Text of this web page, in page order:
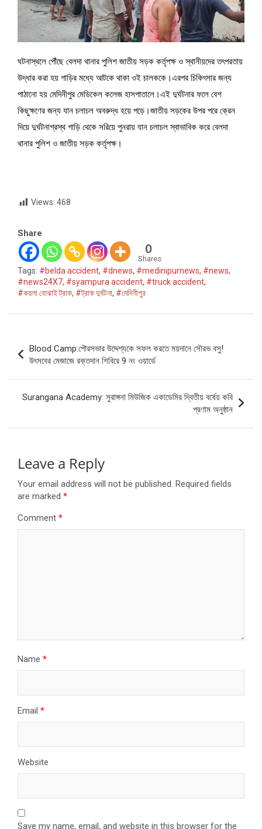
ঘটনাস্থলে পৌঁছে বেলদা থানার পুলিশ জাতীয় সড়ক কর্তৃপক্ষ ও স্থানীয়দের তৎপরতায়
উদ্ধার করা হয় গাড়ির মধ্যে আটকে থাকা ওই চালককে।এরপর চিকিৎসার জন্য
পাঠানো হয় মেদিনীপুর মেডিকেল কলেজ হাসপাতালে।এই দুর্ঘটনার ফলে বেশ
কিছুক্ষণের জন্য যান চলাচল অবরুদ্ধ হয়ে পড়ে।জাতীয় সড়কের উপর পরে ক্রেন
দিয়ে দুর্ঘটনাগ্রস্থ গাড়ি থেকে সরিয়ে পুনরায় যান চলাচল স্বাভাবিক করে বেলদা
থানার পুলিশ ও জাতীয় সড়ক কর্তৃপক্ষ।
Views: 468
Share
0
Shares
Tags: #belda accident, #dnews, #medinipurnews, #news,
#news24X7, #syampura accident, #truck accident,
#কয়লা বোঝাই ট্রাক, #ট্রাক দুর্ঘটনা, #মেদিনীপুর
navigation
Blood Camp:পৌরসভার উদ্দেশ্যকে সফল করতে ময়দানে সৌরভ বসু!
উৎসবের মেজাজে রক্তদান শিবিরে 9 নং ওয়ার্ডে
Surangana Academy: সুরাঙ্গনা মিউজিক একাডেমির দ্বিতীয় বর্ষেয় কবি
প্রণাম অনুষ্ঠান
Leave a Reply
Your email address will not be published. Required fields
are marked *
Comment *
Name *
Email *
Website
Save my name, email, and website in this browser for the